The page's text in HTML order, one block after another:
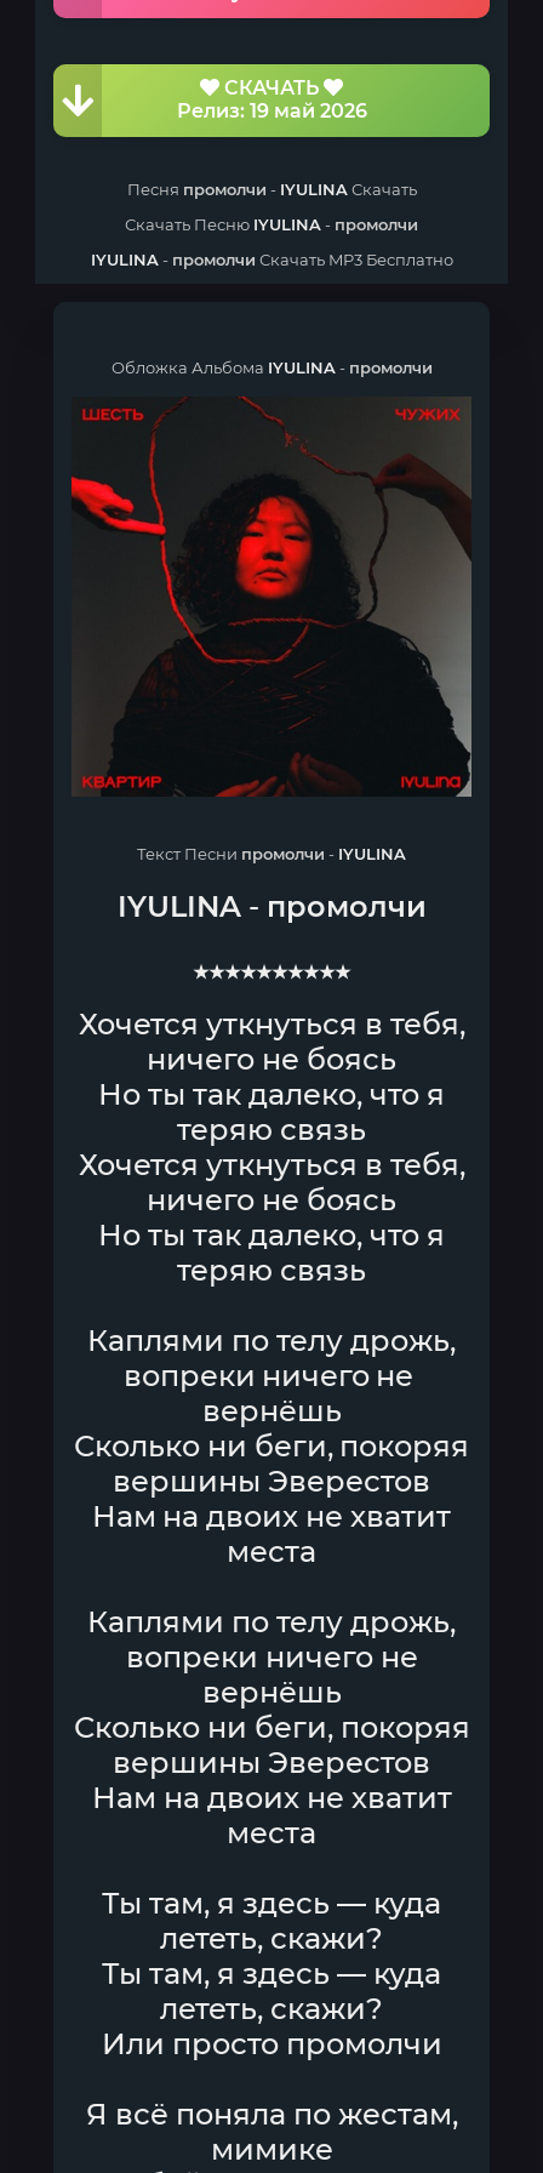
СКАЧАТЬ
Релиз: 19 май 2026
Песня промолчи - IYULINAСкачать
Скачать Песню IYULINA- промолчи
IYULINA- промолчи Скачать MP3 Бесплатно
Обложка Альбома IYULINA- промолчи
Текст Песни промолчи - IYULINA
IYULINA- промолчи
★★★★★★★★★★
Хочется уткнуться в тебя,
ничего не боясь
Но ты так далеко, что я
теряю связь
Хочется уткнуться в тебя,
ничего не боясь
Но ты так далеко, что я
теряю связь
Каплями по телу дрожь,
вопреки ничего не
вернёшь
Сколько ни беги, покоряя
вершины Эверестов
Нам на двоих не хватит
места
Каплями по телу дрожь,
вопреки ничего не
вернёшь
Сколько ни беги, покоряя
вершины Эверестов
Нам на двоих не хватит
места
Ты там, я здесь — куда
лететь, скажи?
Ты там, я здесь — куда
лететь, скажи?
Или просто промолчи
Я всё поняла по жестам,
мимике